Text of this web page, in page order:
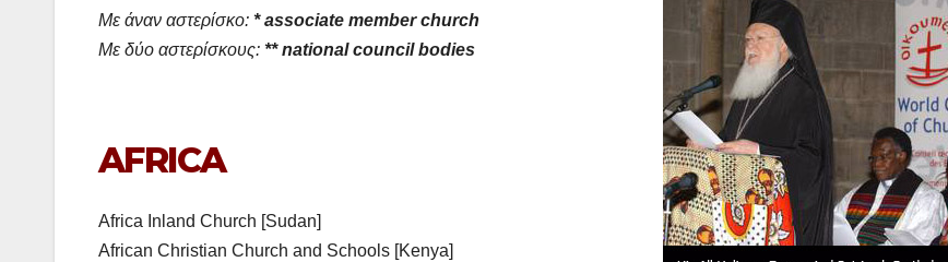
Με άναν αστερίσκο: * associate member church
Με δύο αστερίσκους: ** national council bodies
AFRICA
Africa Inland Church [Sudan]
African Christian Church and Schools [Kenya]